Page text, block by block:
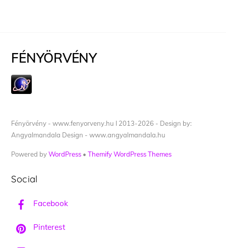
FÉNYÖRVÉNY
Fényörvény - www.fenyorveny.hu I 2013-2026 - Design by:
Angyalmandala Design - www.angyalmandala.hu
Powered byWordPress •Themify WordPress Themes
Social
Facebook
Pinterest